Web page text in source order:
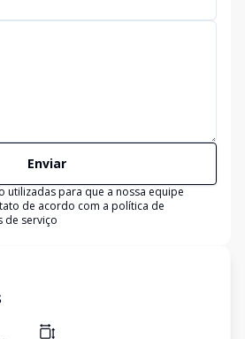
Enviar
utilizadas para que a nossa equipe
de acordo com a política de
de serviço